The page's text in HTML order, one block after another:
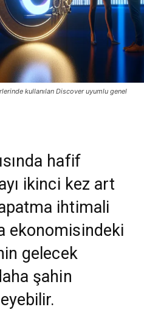
kullanılan Discover uyumlu genel
hafif
ikinci kez art
ihtimali
ekonomisindeki
gelecek
şahin